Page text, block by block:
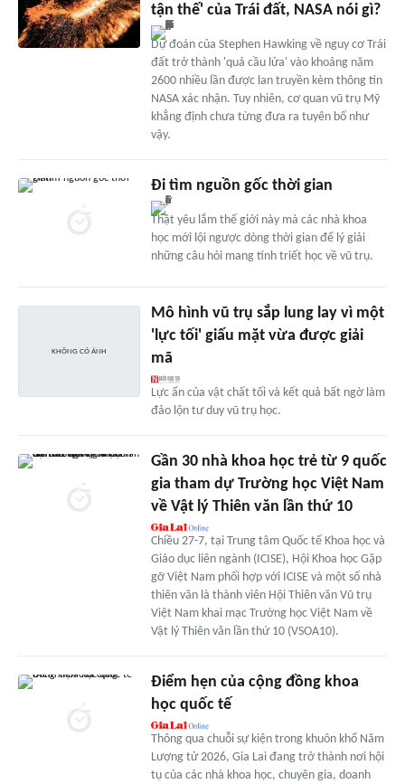
tận thế' của Trái đất, NASA nói gì?
Dự đoán của Stephen Hawking về nguy cơ Trái
đất trở thành 'quả cầu lửa' vào khoảng năm
2600 nhiều lần được lan truyền kèm thông tin
NASA xác nhận. Tuy nhiên, cơ quan vũ trụ Mỹ
khẳng định chưa từng đưa ra tuyên bố như
vậy.
Đi tìm nguồn gốc thời gian
Thật yêu lắm thế giới này mà các nhà khoa
học mới lội ngược dòng thời gian để lý giải
những câu hỏi mang tính triết học về vũ trụ.
Mô hình vũ trụ sắp lung lay vì một
'lực tối' giấu mặt vừa được giải
mã
Lực ẩn của vật chất tối và kết quả bất ngờ làm
đảo lộn tư duy vũ trụ học.
Gần 30 nhà khoa học trẻ từ 9 quốc
gia tham dự Trường học Việt Nam
về Vật lý Thiên văn lần thứ 10
Chiều 27-7, tại Trung tâm Quốc tế Khoa học và
Giáo dục liên ngành (ICISE), Hội Khoa học Gặp
gỡ Việt Nam phối hợp với ICISE và một số nhà
thiên văn là thành viên Hội Thiên văn Vũ trụ
Việt Nam khai mạc Trường học Việt Nam về
Vật lý Thiên văn lần thứ 10 (VSOA10).
Điểm hẹn của cộng đồng khoa
học quốc tế
Thông qua chuỗi sự kiện trong khuôn khổ Năm
Lượng tử 2026, Gia Lai đang trở thành nơi hội
tụ của các nhà khoa học, chuyên gia, doanh